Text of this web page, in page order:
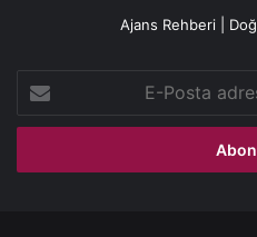
Ajans Rehberi |
Posta
adresinizi